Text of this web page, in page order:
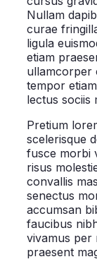
Nullam
curae
ligula
etiam
ullamcorper
tempor
lectus sociis
Pretium
scelerisque
fusce morbi
risus
convallis
senectus
accumsan
faucibus
vivamus per
praesent